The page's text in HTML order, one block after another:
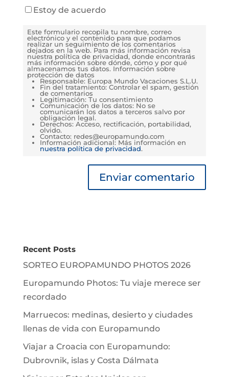
Estoy de acuerdo
Este formulario recopila tu nombre, correo
electrónico y el contenido para que podamos
realizar un seguimiento de los comentarios
dejados en la web. Para más información revisa
nuestra política de privacidad, donde encontrarás
más información sobre dónde, cómo y por qué
almacenamos tus datos. Información sobre
protección de datos
Responsable: Europa Mundo Vacaciones S.L.U.
Fin del tratamiento: Controlar el spam, gestión
de comentarios
Legitimación: Tu consentimiento
Comunicación de los datos: No se
comunicarán los datos a terceros salvo por
obligación legal.
Derechos: Acceso, rectificación, portabilidad,
olvido.
Contacto: redes@europamundo.com
Información adicional: Más información en
nuestra política de privacidad.
Recent Posts
SORTEO EUROPAMUNDO PHOTOS 2026
Europamundo Photos: Tu viaje merece ser
recordado
Marruecos: medinas, desierto y ciudades
llenas de vida con Europamundo
Viajar a Croacia con Europamundo:
Dubrovnik, islas y Costa Dálmata